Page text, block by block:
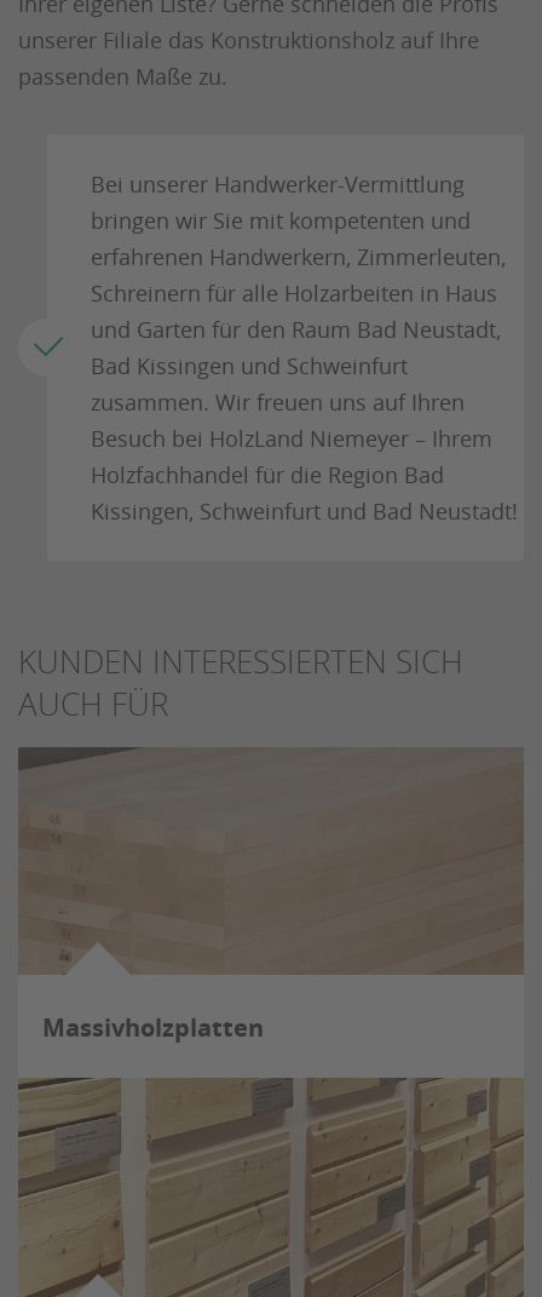
unserer Filiale das Konstruktionsholz auf Ihre
passenden Maße zu.
Bei unserer Handwerker-Vermittlung
bringen wir Sie mit kompetenten und
erfahrenen Handwerkern, Zimmerleuten,
Schreinern für alle Holzarbeiten in Haus
und Garten für den Raum Bad Neustadt,
Bad Kissingen und Schweinfurt
zusammen. Wir freuen uns auf Ihren
Besuch bei HolzLand Niemeyer – Ihrem
Holzfachhandel für die Region Bad
Kissingen, Schweinfurt und Bad Neustadt!
KUNDEN INTERESSIERTEN SICH
AUCH FÜR
Massivholzplatten